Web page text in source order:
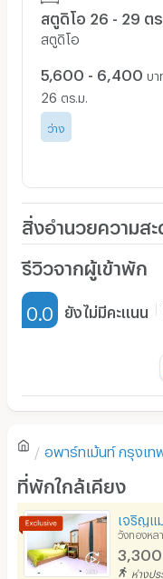
*******ติดต่อขอดูตัวอย่
มีที่จอดรถในร่ม ใต้อาค
*** มอเตอร์ไซค์จอดฟรี
ห้องสูท ราคาเริ่
ร้านอาหาร , ร้านกาแฟ
น้ำ 18 บาท/ยูนิต ไฟ 7
แรกเข้า ชำระมัดจำ 1 เ
เดือน
สตูดิโอ 26 - 29 ตร
สตูดิโอ
5,600 - 6,400 บา
26 ตร.ม.
ว่าง
สิ่งอำนวยความสะ
เฟอร์นิเจอร์-ตู้, เตียง
เครื่องทำน้ำอุ่น
โซฟา
โต๊ะ - เก้าอี้ทำงาน
เตาปรุงอาหาร
อนุญาตให้เลี้ยงสัตว์
รีวิวจากผู้เข้าพัก
0.0 ยังไม่มีคะแนน
ยังไม่มี
เขียน
อพาร์ทเม้นท์ กรุงเท
ที่พักใกล้เคียง
วังทองหล
ห่างปร